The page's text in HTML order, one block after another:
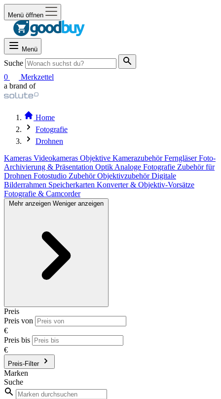
Menü öffnen
Menü
Suche
0
Merkzettel
a brand of
Home
Fotografie
Drohnen
Kameras Videokameras Objektive KamerazubehörFerngläserFoto-
Archivierung & Präsentation Optik Analoge Fotografie Zubehör für
Drohnen Fotostudio ZubehörObjektivzubehörDigitale
Bilderrahmen Speicherkarten Konverter & Objektiv-Vorsätze
Fotografie & Camcorder
Mehr anzeigen Weniger anzeigen
Preis
Preis von
€
Preis bis
€
Preis-Filter
Marken
Suche